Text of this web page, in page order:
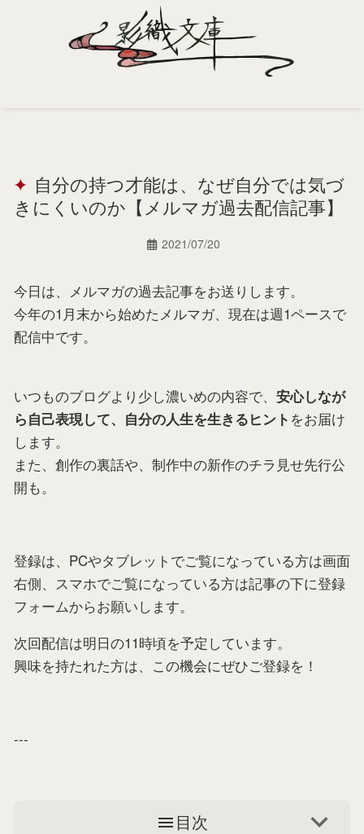
Portfolio
Support
自分の持つ才能は、なぜ自分では気づ
きにくいのか【メルマガ過去配信記事】
2021/07/20
今日は、メルマガの過去記事をお送りします。
今年の1月末から始めたメルマガ、現在は週1ペースで
配信中です。
いつものブログより少し濃いめの内容で、 安心しなが
ら自己表現して、自分の人生を生きるヒント をお届け
します。
また、創作の裏話や、制作中の新作のチラ見せ先行公
開も。
登録は、PCやタブレットでご覧になっている方は画面
右側、スマホでご覧になっている方は記事の下に登録
フォームからお願いします。
次回配信は明日の11時頃を予定しています。
興味を持たれた方は、この機会にぜひご登録を！
---
目次